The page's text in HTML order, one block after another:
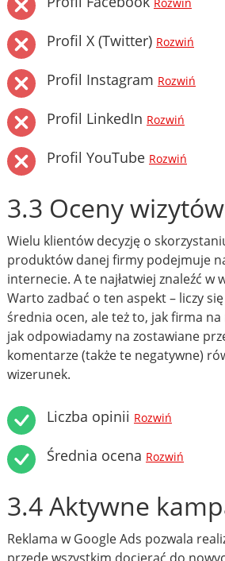
Rozwiń
Profil X (Twitter) Rozwiń
Profil Instagram Rozwiń
Profil LinkedIn Rozwiń
Profil YouTube Rozwiń
3.3 Oceny
Wielu klientów decyzję o
produktów danej firmy podejmuje
internecie. A te najłatwiej znaleźć w
Warto zadbać o ten aspekt – liczy
średnia ocen, ale też to, jak firma na
jak odpowiadamy na zostawiane
komentarze (także te negatywne)
wizerunek.
Liczba opinii Rozwiń
Średnia ocena Rozwiń
3.4 Aktywne
Reklama w Google Ads pozwala